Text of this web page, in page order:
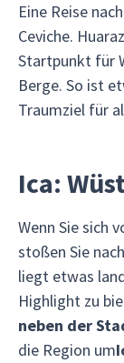
Eine Reise
Ceviche.
Startpunkt für
Berge. So ist
Traumziel für
Ica:
Wenn Sie sich
stoßen Sie
liegt etwas
Highlight zu
neben der
die Region um